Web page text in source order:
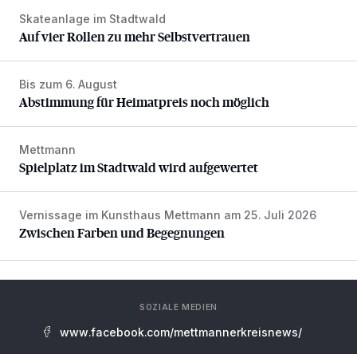
Auf vier Rollen zu mehr Selbstvertrauen
Skateanlage im Stadtwald
Auf vier Rollen zu mehr Selbstvertrauen
Abstimmung für Heimatpreis noch möglich
Bis zum 6. August
Abstimmung für Heimatpreis noch möglich
Spielplatz im Stadtwald wird aufgewertet
Mettmann
Spielplatz im Stadtwald wird aufgewertet
Zwischen Farben und Begegnungen
Vernissage im Kunsthaus Mettmann am 25. Juli 2026
Zwischen Farben und Begegnungen
SOZIALE MEDIEN
www.facebook.com/mettmannerkreisnews/